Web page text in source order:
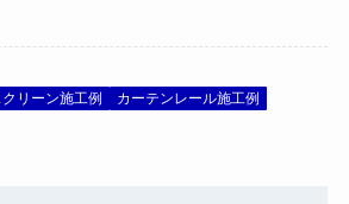
リーン施工例 カーテンレール施工例